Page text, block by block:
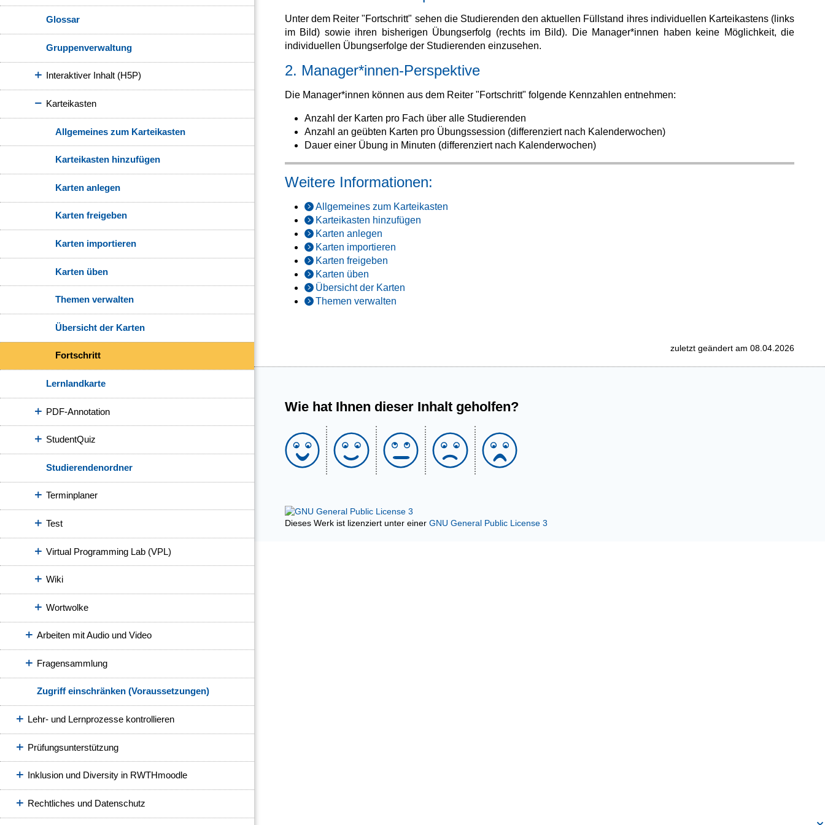
Glossar
Gruppenverwaltung
Interaktiver Inhalt (H5P)
Karteikasten
Allgemeines zum Karteikasten
Karteikasten hinzufügen
Karten anlegen
Karten freigeben
Karten importieren
Karten üben
Themen verwalten
Übersicht der Karten
Fortschritt
Lernlandkarte
PDF-Annotation
StudentQuiz
Studierendenordner
Terminplaner
Test
Virtual Programming Lab (VPL)
Wiki
Wortwolke
Arbeiten mit Audio und Video
Fragensammlung
Zugriff einschränken (Voraussetzungen)
Lehr- und Lernprozesse kontrollieren
Prüfungsunterstützung
Inklusion und Diversity in RWTHmoodle
Rechtliches und Datenschutz
Unter dem Reiter "Fortschritt" sehen die Studierenden den aktuellen Füllstand ihres individuellen Karteikastens (links
im Bild) sowie ihren bisherigen Übungserfolg (rechts im Bild). Die Manager*innen haben keine Möglichkeit, die
individuellen Übungserfolge der Studierenden einzusehen.
2. Manager*innen-Perspektive
Die Manager*innen können aus dem Reiter "Fortschritt" folgende Kennzahlen entnehmen:
Anzahl der Karten pro Fach über alle Studierenden
Anzahl an geübten Karten pro Übungssession (differenziert nach Kalenderwochen)
Dauer einer Übung in Minuten (differenziert nach Kalenderwochen)
Weitere Informationen:
Allgemeines zum Karteikasten
Karteikasten hinzufügen
Karten anlegen
Karten importieren
Karten freigeben
Karten üben
Übersicht der Karten
Themen verwalten
zuletzt geändert am 08.04.2026
Wie hat Ihnen dieser Inhalt geholfen?
Dieses Werk ist lizenziert unter einer GNU General Public License 3